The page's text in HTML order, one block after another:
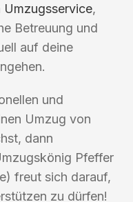
Umzugsservice,
Betreuung und
auf deine
und
Umzug von
dann
Pfeffer
freut sich darauf,
zu dürfen!